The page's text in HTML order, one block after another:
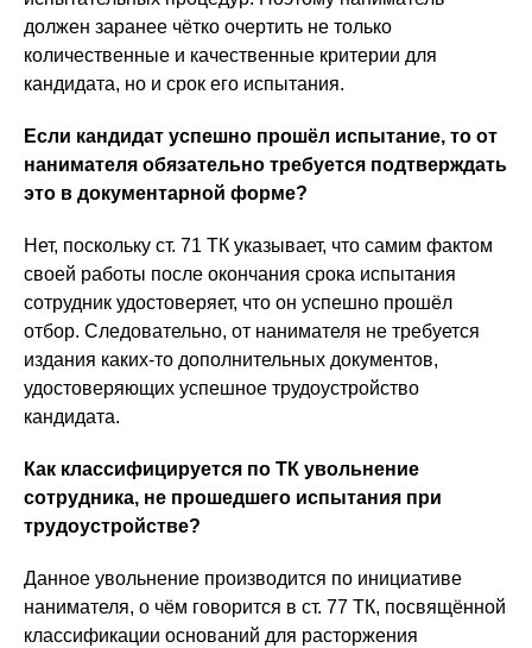
должен заранее чётко очертить не только
количественные и качественные критерии для
кандидата, но и срок его испытания.
Если кандидат успешно прошёл испытание, то от
нанимателя обязательно требуется подтверждать
это в документарной форме?
Нет, поскольку ст. 71 ТК указывает, что самим фактом
своей работы после окончания срока испытания
сотрудник удостоверяет, что он успешно прошёл
отбор. Следовательно, от нанимателя не требуется
издания каких-то дополнительных документов,
удостоверяющих успешное трудоустройство
кандидата.
Как классифицируется по ТК увольнение
сотрудника, не прошедшего испытания при
трудоустройстве?
Данное увольнение производится по инициативе
нанимателя, о чём говорится в ст. 77 ТК, посвящённой
классификации оснований для расторжения